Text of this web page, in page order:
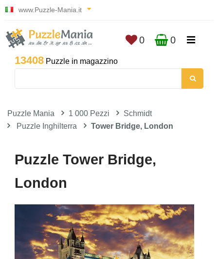
www.Puzzle-Mania.it
13408 Puzzle in magazzino
0 0
Puzzle Mania 1 000 Pezzi
Schmidt
Puzzle Inghilterra
Tower Bridge, London
Puzzle Tower Bridge,
London